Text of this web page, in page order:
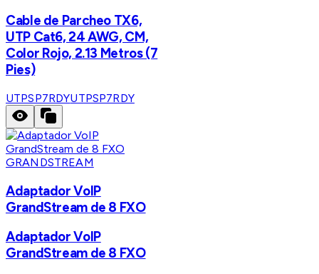
Cable de Parcheo TX6,
UTP Cat6, 24 AWG, CM,
Color Rojo, 2.13 Metros (7
Pies)
UTPSP7RDYUTPSP7RDY
GRANDSTREAM
Adaptador VoIP
GrandStream de 8 FXO
Adaptador VoIP
GrandStream de 8 FXO